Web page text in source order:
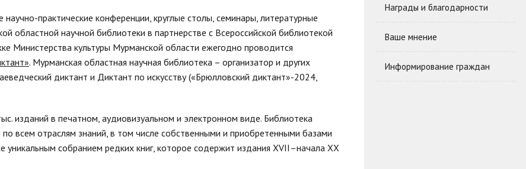
практические конференции, круглые столы, семинары, литературные
областной научной библиотеки в партнерстве с Всероссийской библиотекой
Министерства культуры Мурманской области ежегодно проводится
. Мурманская областная научная библиотека – организатор и других
диктант и Диктант по искусству («Брюлловский диктант»-2024,
изданий в печатном, аудиовизуальном и электронном виде. Библиотека
всем отраслям знаний, в том числе собственными и приобретенными базами
собранием редких книг, которое содержит издания XVII–начала XX
Награды и благодарности
Ваше мнение
Информирование граждан